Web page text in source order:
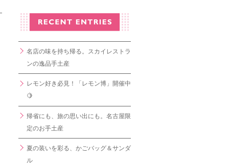
名店の味を持ち帰る。スカイレストラ
ンの逸品手土産
レモン好き必見！「レモン博」開催中
🍋
帰省にも、旅の思い出にも。名古屋限
定のお手土産
夏の装いを彩る、かごバッグ＆サンダ
ル